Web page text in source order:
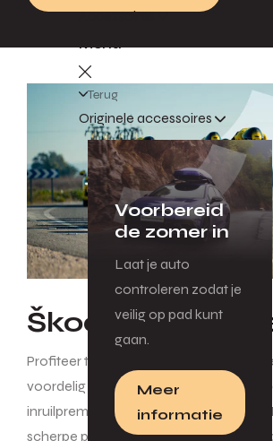
Accessoires
Menu
Terug
Originele accessoires
Voorbereid
de zomer in
Laat je auto
controleren zodat je
veilig op pad kunt
gaan.
Meer
informatie
Škoda
Profiteer tijdelijk van Škoda
voordelig in een nieuwe Škoda.
inruilpremies tot € 4.000, rijk uitgeruste
scherpe private leaseaanbiedingen én